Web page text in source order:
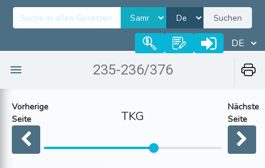
Suchen
235-236/376
Vorherige
Seite
TKG
Nächste
Seite